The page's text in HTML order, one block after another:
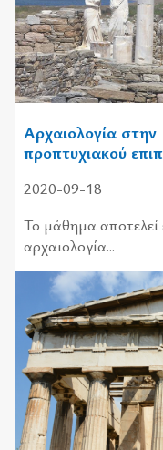
Αρχαιολογία
προπτυχιακού
2020-09-18
Το μάθημα αποτελεί
αρχαιολογία...